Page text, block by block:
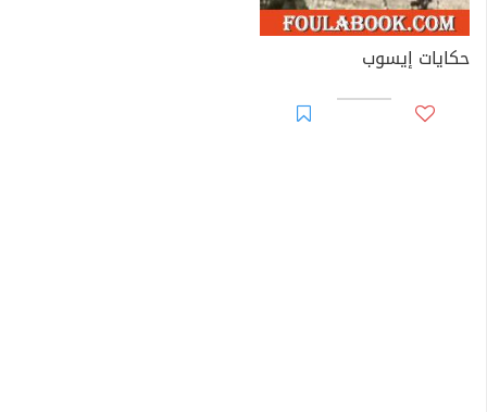
حكايات إيسوب